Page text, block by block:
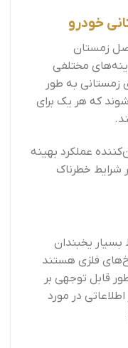
خودرو
زمستان
مختلفی
زمستانی به طور
که هر یک برای
عملکرد بهینه
شرایط خطرناک
بسیار یخبندان
فلزی هستند
قابل توجهی بر
در مورد